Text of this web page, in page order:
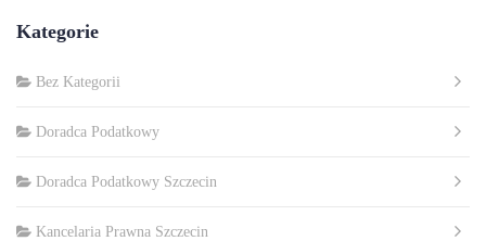
Kategorie
Bez Kategorii
Doradca Podatkowy
Doradca Podatkowy Szczecin
Kancelaria Prawna Szczecin